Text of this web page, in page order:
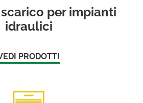
per impianti
idraulici
PRODOTTI